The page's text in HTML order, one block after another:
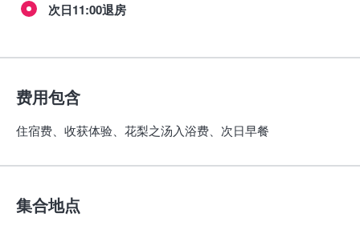
次日11:00退房
费用包含
住宿费、收获体验、花梨之汤入浴费、次日早餐
集合地点